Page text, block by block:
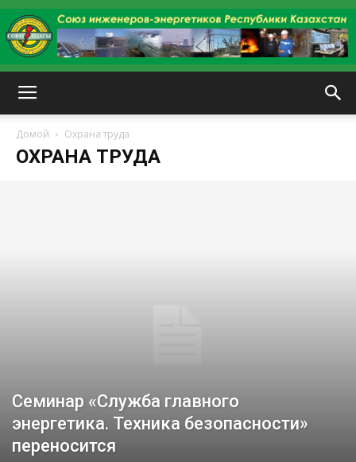
Домой Охрана труда
ОХРАНА ТРУДА
Семинар «Служба главного
энергетика. Техника безопасности»
переносится